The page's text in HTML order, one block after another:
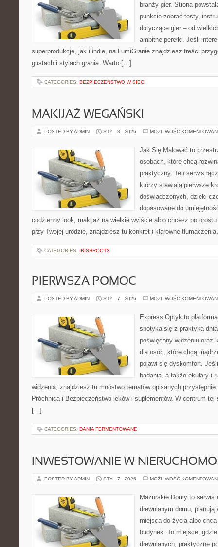
branży gier. Strona
punkcie zebrać testy,
dotyczące gier – od
ambitne perełki. Jeśli
superprodukcje, jak i indie, na LumiGranie znajdziesz treści
gustach i stylach grania. Warto […]
CATEGORIES: BEZPIECZEŃSTWO W SIECI
MAKIJAŻ WEGAŃSKI
POSTED BY ADMIN STY - 8 - 2026 MOŻLIWOŚĆ
Jak Się Malować to
osobach, które chcą
praktyczny. Ten serwis
którzy stawiają pierwsze
doświadczonych, dzięki
dopasowane do
codzienny look, makijaż na wielkie wyjście albo chcesz po prostu
przy Twojej urodzie, znajdziesz tu konkret i klarowne
CATEGORIES: IRISHROOTS
PIERWSZA POMOC
POSTED BY ADMIN STY - 7 - 2026 MOŻLIWOŚĆ
Express Optyk to
spotyka się z praktyką
poświęcony widzeniu oraz
dla osób, które chcą
pojawi się dyskomfort.
badania, a także okulary i
widzenia, znajdziesz tu mnóstwo tematów opisanych
Próchnica i Bezpieczeństwo leków i suplementów. W centrum tej
[…]
CATEGORIES: DANIA FERMENTOWANE
INWESTOWANIE W
POSTED BY ADMIN STY - 7 - 2026 MOŻLIWOŚĆ
Mazurskie Domy to serwis
drewnianym domu, planują
miejsca do życia albo
budynek. To miejsce,
drewnianych, praktyczne